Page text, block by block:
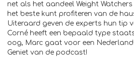
net als het aandeel Weight
het beste kunt profiteren van de
Uiteraard geven de experts hun tip
Corné heeft een bepaald type
oog, Marc gaat voor een
Geniet van de podcast!